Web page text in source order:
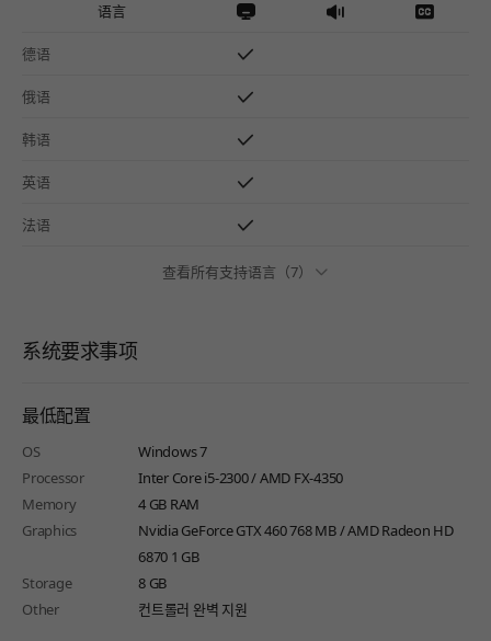
语言
德语
俄语
韩语
英语
法语
查看所有支持语言（7）
系统要求事项
最低配置
OS
Windows 7
Processor
Inter Core i5-2300 / AMD FX-4350
Memory
4 GB RAM
Graphics
Nvidia GeForce GTX 460 768 MB / AMD Radeon HD
6870 1 GB
Storage
8 GB
Other
컨트롤러 완벽 지원